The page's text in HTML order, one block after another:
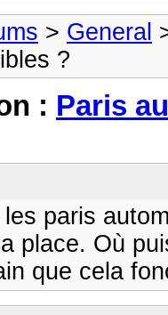
> General
?
: Paris
les paris
place. Où
que cela